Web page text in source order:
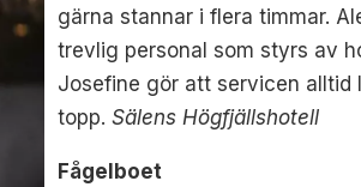
gärna stannar i flera timmar.
trevlig personal som styrs av
Josefine gör att servicen alltid
topp.Sälens Högfjällshotell
Fågelboet